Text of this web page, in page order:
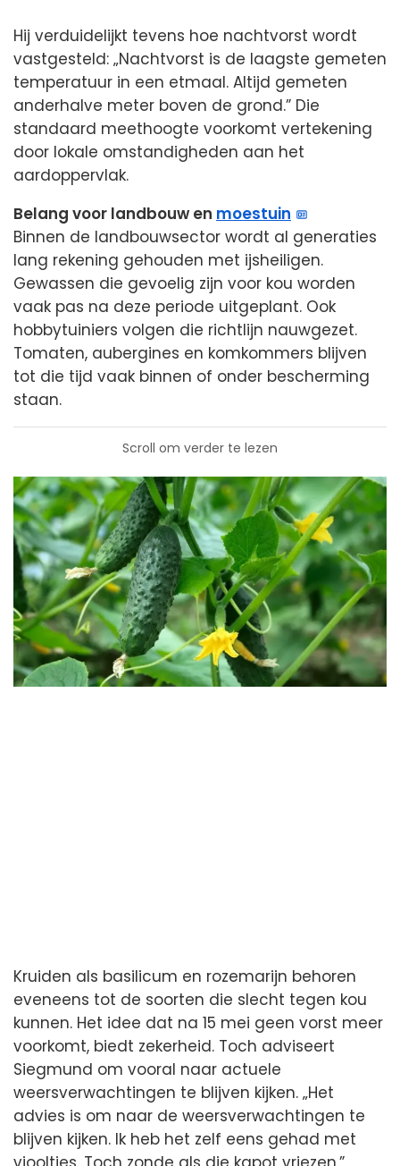
Hij verduidelijkt tevens hoe nachtvorst wordt
vastgesteld: „Nachtvorst is de laagste gemeten
temperatuur in een etmaal. Altijd gemeten
anderhalve meter boven de grond.” Die
standaard meethoogte voorkomt vertekening
door lokale omstandigheden aan het
aardoppervlak.
Belang voor landbouw en moestuin
Binnen de landbouwsector wordt al generaties
lang rekening gehouden met ijsheiligen.
Gewassen die gevoelig zijn voor kou worden
vaak pas na deze periode uitgeplant. Ook
hobbytuiniers volgen die richtlijn nauwgezet.
Tomaten, aubergines en komkommers blijven
tot die tijd vaak binnen of onder bescherming
staan.
Scroll om verder te lezen
Kruiden als basilicum en rozemarijn behoren
eveneens tot de soorten die slecht tegen kou
kunnen. Het idee dat na 15 mei geen vorst meer
voorkomt, biedt zekerheid. Toch adviseert
Siegmund om vooral naar actuele
weersverwachtingen te blijven kijken. „Het
advies is om naar de weersverwachtingen te
blijven kijken. Ik heb het zelf eens gehad met